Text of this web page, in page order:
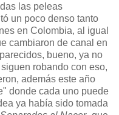
las peleas
un poco denso tanto
en Colombia, al igual
cambiaron de canal en
bueno, ya no
robando con eso,
además este año
donde cada uno puede
ya había sido tomada